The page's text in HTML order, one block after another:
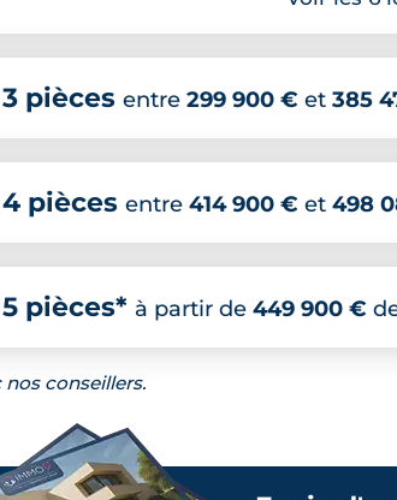
pièces entre 299 900 € et 385
pièces entre 414 900 € et 498
pièces* à partir de 449 900 €
nos conseillers.